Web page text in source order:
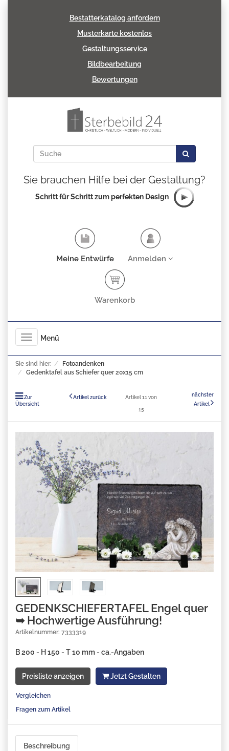
Bestatterkatalog anfordern
Musterkarte kostenlos
Gestaltungsservice
Bildbearbeitung
Bewertungen
Sie brauchen Hilfe bei der Gestaltung?
Schritt für Schritt zum perfekten Design
Meine Entwürfe Anmelden
Warenkorb
Toggle
navigation
Menü
Sie sind hier:
Fotoandenken
Gedenktafel aus Schiefer quer 20x15 cm
Zur
Übersicht
Artikel zurück Artikel 11 von
15
nächster
Artikel
GEDENKSCHIEFERTAFEL Engel quer
➥ Hochwertige Ausführung!
Artikelnummer: 7333319
B 200 - H 150 - T 10 mm - ca.-Angaben
Preisliste anzeigen Jetzt Gestalten
Vergleichen
Fragen zum Artikel
Beschreibung